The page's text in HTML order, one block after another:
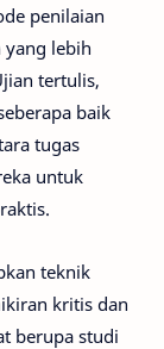
penilaian
lebih
tertulis,
baik
tugas
untuk
teknik
kritis dan
berupa studi